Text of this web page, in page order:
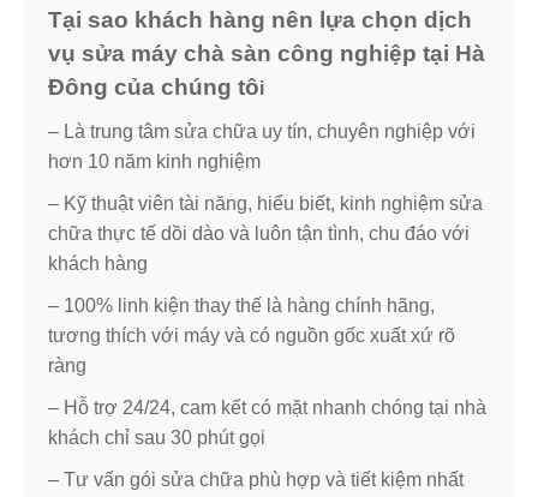
Tại sao khách hàng nên lựa chọn dịch
vụ sửa máy chà sàn công nghiệp tại Hà
Đông của chúng tôi
– Là trung tâm sửa chữa uy tín, chuyên nghiệp với
hơn 10 năm kinh nghiệm
– Kỹ thuật viên tài năng, hiểu biết, kinh nghiệm sửa
chữa thực tế dồi dào và luôn tận tình, chu đáo với
khách hàng
– 100% linh kiện thay thế là hàng chính hãng,
tương thích với máy và có nguồn gốc xuất xứ rõ
ràng
– Hỗ trợ 24/24, cam kết có mặt nhanh chóng tại nhà
khách chỉ sau 30 phút gọi
– Tư vấn gói sửa chữa phù hợp và tiết kiệm nhất